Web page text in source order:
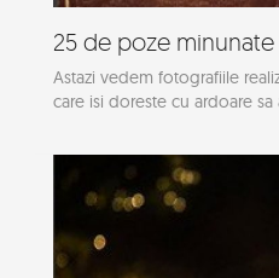
25 de poze
Astazi vedem fotografiile
care isi doreste cu ardoare sa